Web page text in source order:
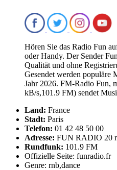
Hören Sie das Radio Fun
oder Handy. Der Sender
Qualität und ohne
Gesendet werden populäre
Jahr 2026. FM-Radio Fun,
kB/s,101.9 FM) sendet
Land: France
Stadt: Paris
Telefon: 01 42 48 50 00
Adresse: FUN RADIO 20
Rundfunk: 101.9 FM
Offizielle Seite: funradio.fr
Genre: rnb,dance